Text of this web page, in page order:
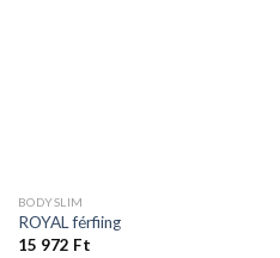
BODYSLIM
ROYAL férfiing
15 972 Ft